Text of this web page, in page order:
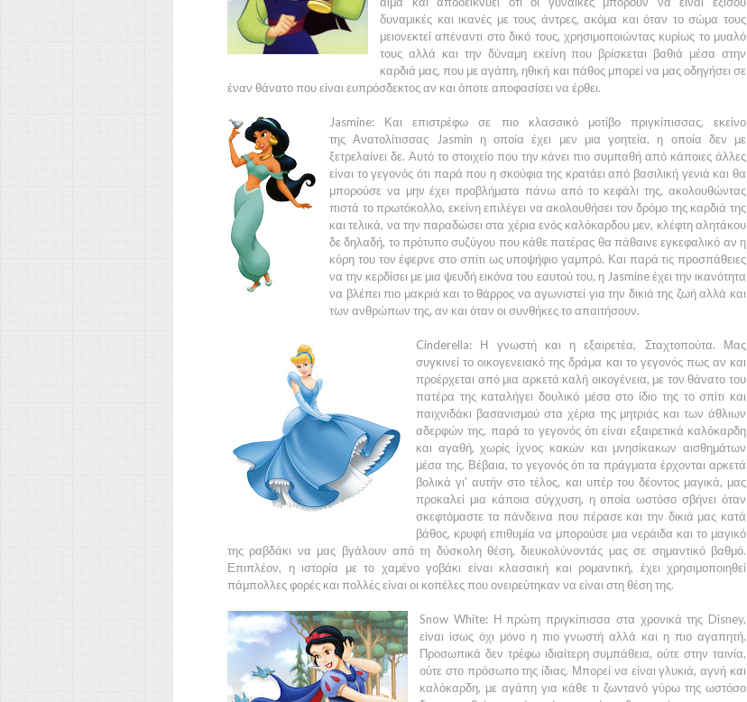
δυναμικές και ικανές με τους άντρες, ακόμα και όταν το σώμα τους
μειονεκτεί απέναντι στο δικό τους, χρησιμοποιώντας κυρίως το μυαλό
τους αλλά και την δύναμη εκείνη που βρίσκεται βαθιά μέσα στην
καρδιά μας, που με αγάπη, ηθική και πάθος μπορεί να μας οδηγήσει σε
έναν θάνατο που είναι ευπρόσδεκτος αν και όποτε αποφασίσει να έρθει.
Jasmine: Και επιστρέφω σε πιο κλασσικό μοτίβο πριγκίπισσας, εκείνο
τηςΑνατολίτισσας Jasmin η οποία έχει μεν μια γοητεία, η οποία δεν με
ξετρελαίνει δε. Αυτό το στοιχείο που την κάνει πιο συμπαθή από κάποιες άλλες
είναι το γεγονός ότι παρά που η σκούφια της κρατάει από βασιλική γενιά και θα
μπορούσε να μην έχει προβλήματα πάνω από το κεφάλι της, ακολουθώντας
πιστά το πρωτόκολλο, εκείνη επιλέγει να ακολουθήσει τον δρόμο της καρδιά της
και τελικά, να την παραδώσει στα χέρια ενός καλόκαρδου μεν, κλέφτη αλητάκου
δε δηλαδή, το πρότυπο συζύγου που κάθε πατέρας θα πάθαινε εγκεφαλικό αν η
κόρη του τον έφερνε στο σπίτι ως υποψήφιο γαμπρό. Και παρά τις προσπάθειες
να την κερδίσει με μια ψευδή εικόνα του εαυτού του, ηJasmineέχει την ικανότητα
να βλέπει πιο μακριά και το θάρρος να αγωνιστεί για την δικιά της ζωή αλλά και
των ανθρώπων της, αν και όταν οι συνθήκες το απαιτήσουν.
Cinderella: Η γνωστή και η εξαιρετέα, Σταχτοπούτα. Μας
συγκινεί το οικογενειακό της δράμα και το γεγονός πως αν και
προέρχεται από μια αρκετά καλή οικογένεια, με τον θάνατο του
πατέρα της καταλήγει δουλικό μέσα στο ίδιο της το σπίτι και
παιχνιδάκι βασανισμού στα χέρια της μητριάς και των άθλιων
αδερφών της, παρά το γεγονός ότι είναι εξαιρετικά καλόκαρδη
και αγαθή, χωρίς ίχνος κακών και μνησίκακων αισθημάτων
μέσα της. Βέβαια, το γεγονός ότι τα πράγματα έρχονται αρκετά
βολικά γι' αυτήν στο τέλος, και υπέρ του δέοντος μαγικά, μας
προκαλεί μια κάποια σύγχυση, η οποία ωστόσο σβήνει όταν
σκεφτόμαστε τα πάνδεινα που πέρασε και την δικιά μας κατά
βάθος, κρυφή επιθυμία να μπορούσε μια νεράιδα και το μαγικό
της ραβδάκι να μας βγάλουν από τη δύσκολη θέση, διευκολύνοντάς μας σε σημαντικό βαθμό.
Επιπλέον, η ιστορία με το χαμένο γοβάκι είναι κλασσική και ρομαντική, έχει χρησιμοποιηθεί
πάμπολλες φορές και πολλές είναι οι κοπέλες που ονειρεύτηκαν να είναι στη θέση της.
Snow White: Η πρώτη πριγκίπισσα στα χρονικά της Disney,
είναι ίσως όχι μόνο η πιο γνωστή αλλά και η πιο αγαπητή.
Προσωπικά δεν τρέφω ιδιαίτερη συμπάθεια, ούτε στην ταινία,
ούτε στο πρόσωπο της ίδιας. Μπορεί να είναι γλυκιά, αγνή και
καλόκαρδη, με αγάπη για κάθε τι ζωντανό γύρω της ωστόσο